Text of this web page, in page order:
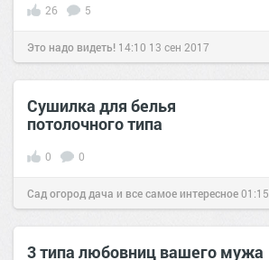
26 5
Это надо видеть! 14:10 13 сен 2017
Сушилка для белья
потолочного типа
0 0
Сад огород дача и все самое интересное01:15
09 фев 2017
3 типа любовниц вашего мужа